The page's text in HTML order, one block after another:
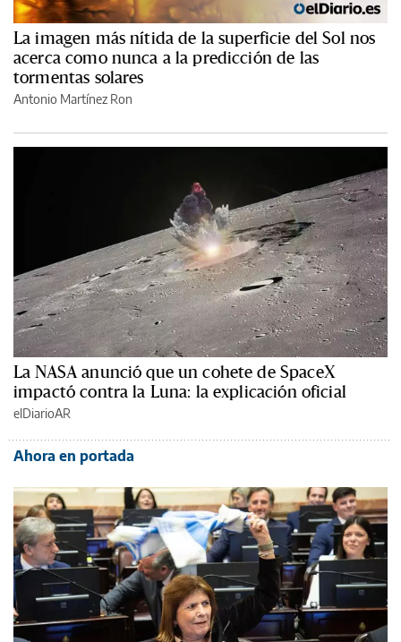
La imagen más nítida de la superficie del Sol nos
acerca como nunca a la predicción de las
tormentas solares
Antonio Martínez Ron
La NASA anunció que un cohete de SpaceX
impactó contra la Luna: la explicación oficial
elDiarioAR
Ahora en portada